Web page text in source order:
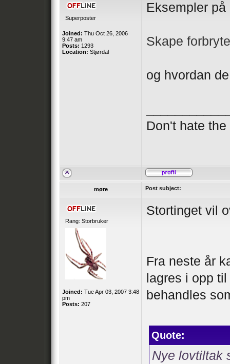
Superposter
Joined: Thu Oct 26, 2006
9:47 am
Posts: 1293
Location: Stjørdal
Eksempler
Skape
og hvordan
Don't hate
møre Post subject:
Rang: Storbruker
Joined: Tue Apr 03, 2007 3:48
pm
Posts: 207
Stortinget vil
Fra neste år
lagres i opp
behandles
Quote:
Nye lovtiltak